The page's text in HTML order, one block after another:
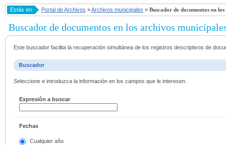
Estás en Portal de Archivos »Archivos municipales » Buscador de documentos en
Buscador de documentos en los archivos
Este buscador facilita la recuperación simultánea de los registros descriptivos de
Buscador
Seleccione e introduzca la información en los campos que le interesen.
Expresión a buscar
Fechas
Cualquier año